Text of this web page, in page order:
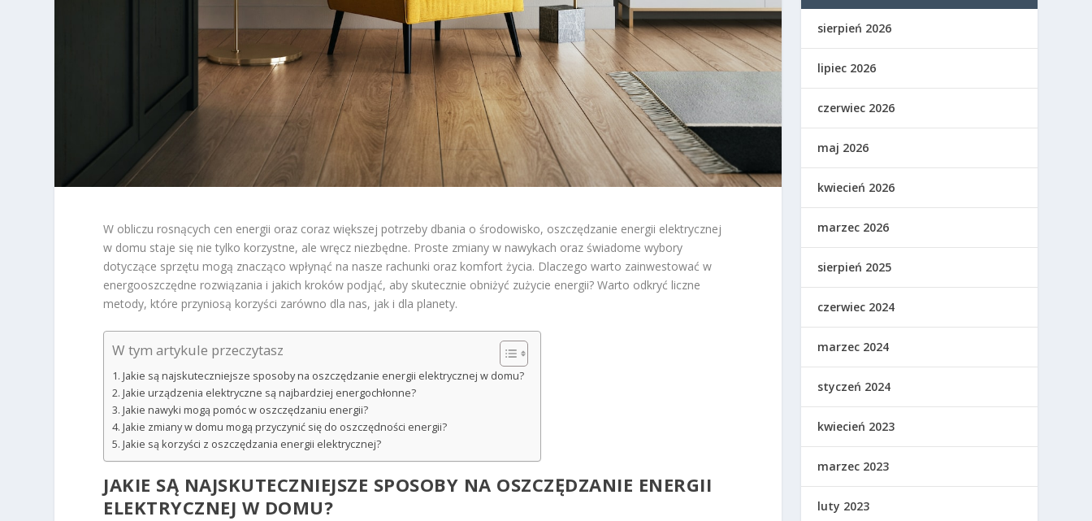
W obliczu rosnących cen energii oraz coraz większej potrzeby dbania o środowisko, oszczędzanie energii elektrycznej
w domu staje się nie tylko korzystne, ale wręcz niezbędne. Proste zmiany w nawykach oraz świadome wybory
dotyczące sprzętu mogą znacząco wpłynąć na nasze rachunki oraz komfort życia. Dlaczego warto zainwestować w
energooszczędne rozwiązania i jakich kroków podjąć, aby skutecznie obniżyć zużycie energii? Warto odkryć liczne
metody, które przyniosą korzyści zarówno dla nas, jak i dla planety.
W tym artykule przeczytasz
Jakie są najskuteczniejsze sposoby na oszczędzanie energii elektrycznej w domu?
Jakie urządzenia elektryczne są najbardziej energochłonne?
Jakie nawyki mogą pomóc w oszczędzaniu energii?
Jakie zmiany w domu mogą przyczynić się do oszczędności energii?
Jakie są korzyści z oszczędzania energii elektrycznej?
JAKIE SĄ NAJSKUTECZNIEJSZE SPOSOBY NA OSZCZĘDZANIE ENERGII
ELEKTRYCZNEJ W DOMU?
sierpień 2026
lipiec 2026
czerwiec 2026
maj 2026
kwiecień 2026
marzec 2026
sierpień 2025
czerwiec 2024
marzec 2024
styczeń 2024
kwiecień 2023
marzec 2023
luty 2023